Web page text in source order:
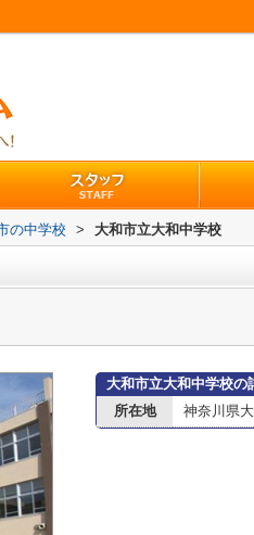
の中学校 > 大和市立大和中学校
大和市立大和中学校の
所在地
神奈川県